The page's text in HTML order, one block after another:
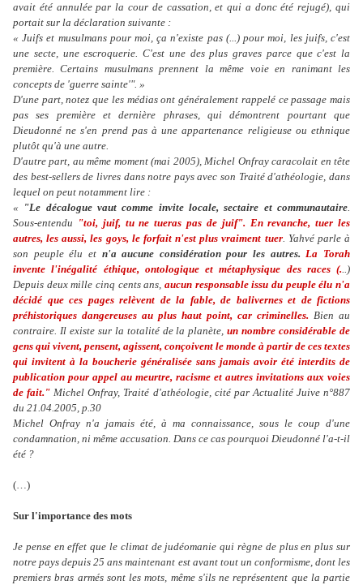
avait été annulée par la cour de cassation, et qui a donc été rejugé), qui
portait sur la déclaration suivante :
« Juifs et musulmans pour moi, ça n'existe pas (...) pour moi, les juifs, c'est
une secte, une escroquerie. C'est une des plus graves parce que c'est la
première. Certains musulmans prennent la même voie en ranimant les
concepts de 'guerre sainte'". »
D'une part, notez que les médias ont généralement rappelé ce passage mais
pas ses première et dernière phrases, qui démontrent pourtant que
Dieudonné ne s'en prend pas à une appartenance religieuse ou ethnique
plutôt qu'à une autre.
D'autre part, au même moment (mai 2005), Michel Onfray caracolait en tête
des best-sellers de livres dans notre pays avec son Traité d'athéologie, dans
lequel on peut notamment lire :
« "Le décalogue vaut comme invite locale, sectaire et communautaire.
Sous-entendu "toi, juif, tu ne tueras pas de juif". En revanche, tuer les
autres, les aussi, les goys, le forfait n'est plus vraiment tuer. Yahvé parle à
son peuple élu et n'a aucune considération pour les autres.La Torah
invente l'inégalité éthique, ontologique et métaphysique des races (...)
Depuis deux mille cinq cents ans, aucun responsable issu du peuple élu n'a
décidé que ces pages relèvent de la fable, de balivernes et de fictions
préhistoriques dangereuses au plus haut point, car criminelles. Bien au
contraire. Il existe sur la totalité de la planète,un nombre considérable de
gens qui vivent, pensent, agissent, conçoivent le monde à partir de ces textes
qui invitent à la boucherie généralisée sans jamais avoir été interdits de
publication pour appel au meurtre, racisme et autres invitations aux voies
de fait." Michel Onfray, Traité d'athéologie, cité par Actualité Juive n°887
du 21.04.2005, p.30
Michel Onfray n'a jamais été, à ma connaissance, sous le coup d'une
condamnation, ni même accusation. Dans ce cas pourquoi Dieudonné l'a-t-il
été ?
(…)
Sur l'importance des mots
Je pense en effet que le climat de judéomanie qui règne de plus en plus sur
notre pays depuis 25 ans maintenant est avant tout un conformisme, dont les
premiers bras armés sont les mots, même s'ils ne représentent que la partie